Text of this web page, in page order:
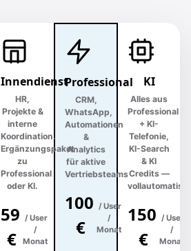
Innendienst
HR,
Projekte &
interne
Koordination.
Ergänzungspaket
zu
Professional
oder KI.
59
€
/ User
/
Monat
Professional
CRM,
WhatsApp,
Automationen
&
Analytics
für aktive
Vertriebsteams
100
€
/ User
/
Monat
KI
Alles aus
Professional
+ KI-
Telefonie,
KI-Search
& KI
Credits —
150
€
/ User
/
Monat